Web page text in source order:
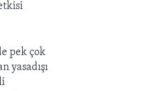
pek çok
yasadışı